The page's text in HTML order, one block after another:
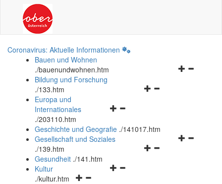
Coronavirus: Aktuelle Informationen
Bauen und Wohnen
./bauenundwohnen.htm
Navigationsmenü
Bildung und Forschung
./133.htm
Navigationsmenü
und
schließen
Europa und
Internationales
./203110.htm
Geschichte und Geografie ./141017.htm
Navigationsmenü
Gesellschaft und Soziales
./139.htm
Navigationsmenü
Gesundheit ./141.htm
Navigationsmenü
Kultur
./kultur.htm